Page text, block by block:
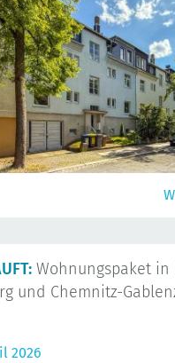
Wohnungspaket in
und Chemnitz-
2026